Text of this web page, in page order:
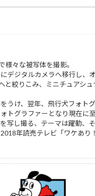
様々な被写体を撮影。
デジタルカメラへ移行し、
と絞りこみ、ミニチュアシ
うけ、翌年、飛行犬フォト
トグラファーとなり現在に至
写し撮る、テーマは躍動、
年読売テレビ「ワケあり